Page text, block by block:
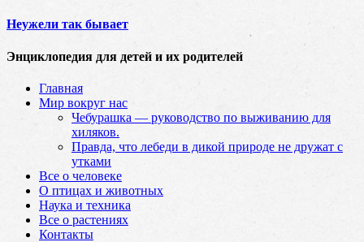
Неужели так бывает
Энциклопедия для детей и их родителей
Главная
Мир вокруг нас
Чебурашка — руководство по выживанию для
хиляков.
Правда, что лебеди в дикой природе не дружат с
утками
Все о человеке
О птицах и животных
Наука и техника
Все о растениях
Контакты